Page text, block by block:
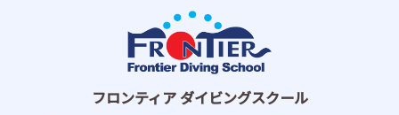
フロンティア ダイビングスクール